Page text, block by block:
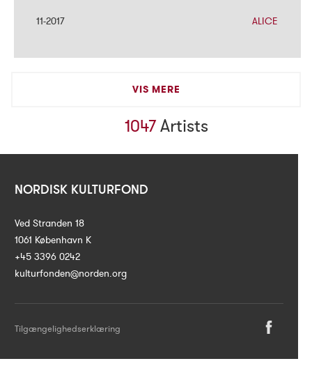
11-2017 ALICE
11-2017 ALICE
VIS MERE
1047Artists
NORDISK KULTURFOND
Ved Stranden 18
1061 København K
+45 3396 0242
kulturfonden@norden.org
Tilgængelighedserklæring